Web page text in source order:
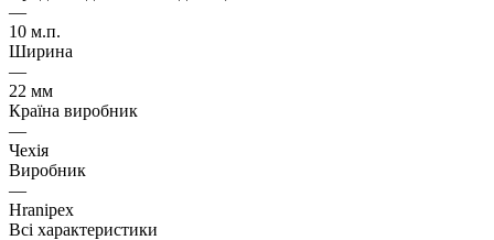
—
10 м.п.
Ширина
—
22 мм
Країна виробник
—
Чехія
Виробник
—
Hranipex
Всі характеристики